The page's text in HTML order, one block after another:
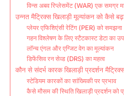
विन्स अबव रिप्लेसमेंट (WAR) एक समग्र
उन्नत मैट्रिक्स खिलाड़ी मूल्यांकन को कैसे
प्लेयर एफिशिएंसी रेटिंग (PER) को समझना
गहन विश्लेषण के लिए स्टैटकास्ट डेटा का
लॉन्च एंगल और एग्जिट वेग का मूल्यांकन
डिफेंसिव रन सेव्ड (DRS) का महत्व
कौन से संदर्भ कारक खिलाड़ी प्रदर्शन
स्टेडियम कारकों का सांख्यिकी पर प्रभाव
कैसे मौसम की स्थिति खिलाड़ी प्रदर्शन को